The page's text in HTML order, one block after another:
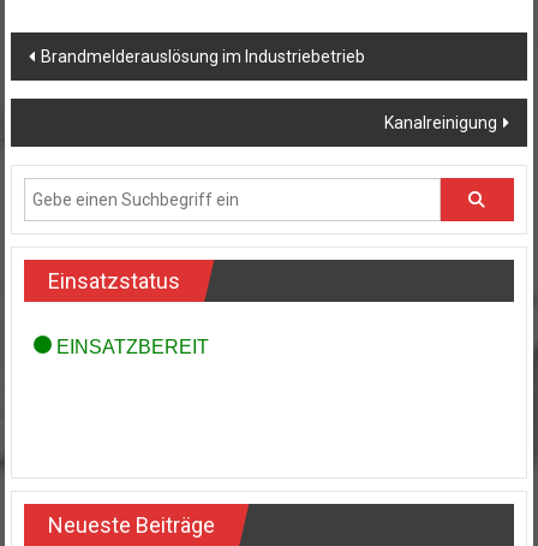
Beitragsnavigation
Brandmelderauslösung im Industriebetrieb
Kanalreinigung
Einsatzstatus
Neueste Beiträge